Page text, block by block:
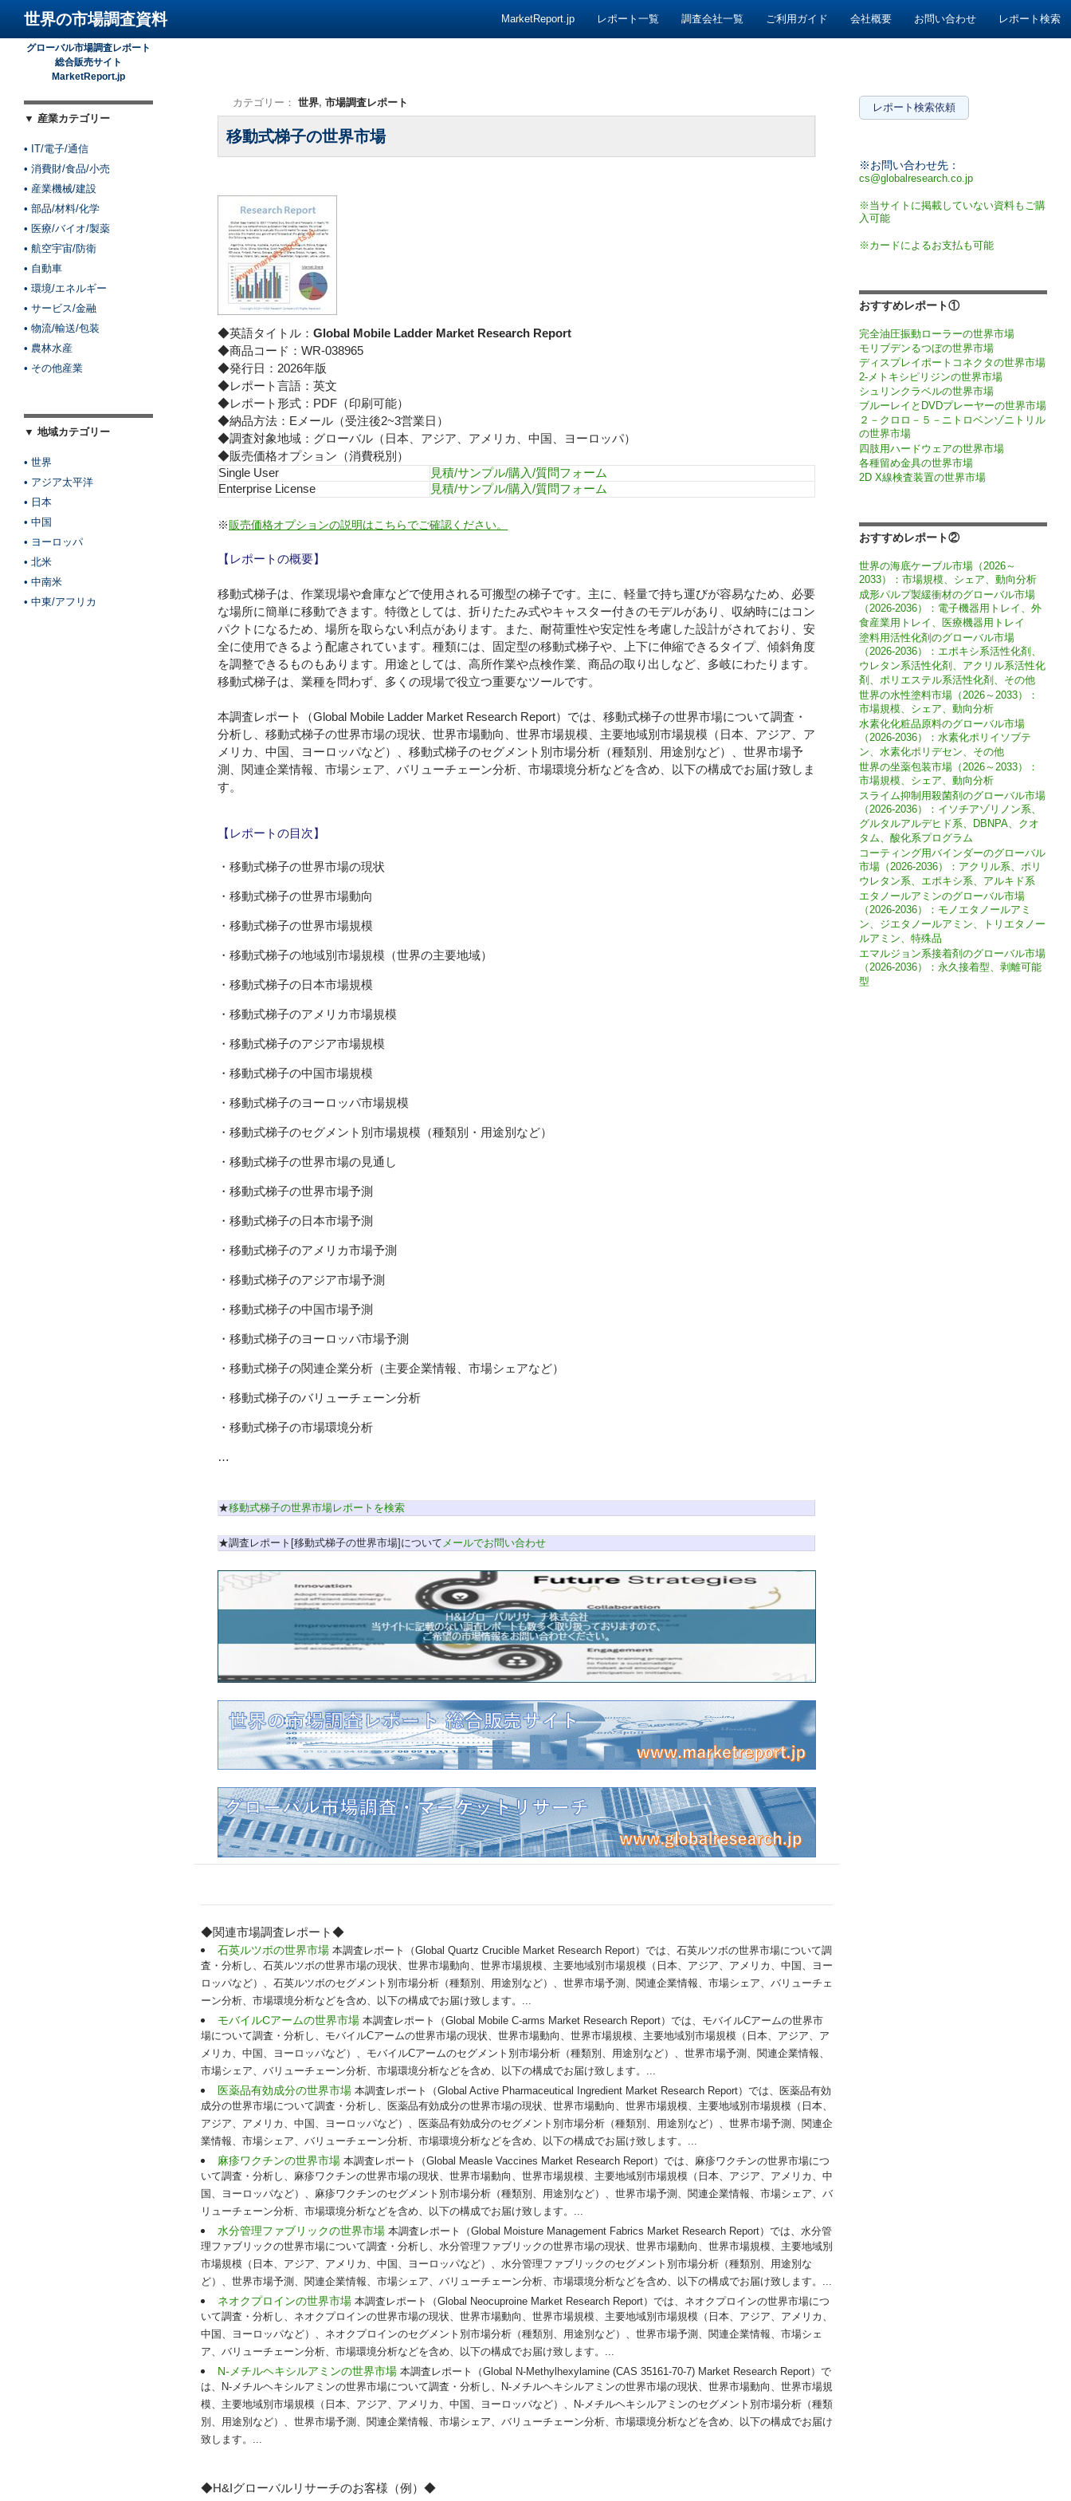
世界の市場調査資料
MarketReport.jp
レポート一覧 調査会社一覧 ご利用ガイド 会社概要 お問い合わせ レポート検索
カテゴリー：世界,市場調査レポート
移動式梯子の世界市場
◆英語タイトル：Global Mobile Ladder Market Research Report
◆商品コード：WR-038965
◆発行日：2026年版
◆レポート言語：英文
◆レポート形式：PDF（印刷可能）
◆納品方法：Eメール（受注後2~3営業日）
◆調査対象地域：グローバル（日本、アジア、アメリカ、中国、ヨーロッパ）
◆販売価格オプション（消費税別）
Single User
見積/サンプル/購入/質問フォーム
Enterprise License
見積/サンプル/購入/質問フォーム
※販売価格オプションの説明はこちらでご確認ください。
【レポートの概要】
移動式梯子は、作業現場や倉庫などで使用される可搬型の梯子です。主に、軽量で持ち運びが容易なため、必要
な場所に簡単に移動できます。特徴としては、折りたたみ式やキャスター付きのモデルがあり、収納時にはコン
パクトになるため、場所を取らない利点があります。また、耐荷重性や安定性を考慮した設計がされており、安
全に使用できるよう配慮されています。種類には、固定型の移動式梯子や、上下に伸縮できるタイプ、傾斜角度
を調整できるものもあります。用途としては、高所作業や点検作業、商品の取り出しなど、多岐にわたります。
移動式梯子は、業種を問わず、多くの現場で役立つ重要なツールです。
本調査レポート（Global Mobile Ladder Market Research Report）では、移動式梯子の世界市場について調査・
分析し、移動式梯子の世界市場の現状、世界市場動向、世界市場規模、主要地域別市場規模（日本、アジア、ア
メリカ、中国、ヨーロッパなど）、移動式梯子のセグメント別市場分析（種類別、用途別など）、世界市場予
測、関連企業情報、市場シェア、バリューチェーン分析、市場環境分析などを含め、以下の構成でお届け致しま
す。
【レポートの目次】
・移動式梯子の世界市場の現状
・移動式梯子の世界市場動向
・移動式梯子の世界市場規模
・移動式梯子の地域別市場規模（世界の主要地域）
・移動式梯子の日本市場規模
・移動式梯子のアメリカ市場規模
・移動式梯子のアジア市場規模
・移動式梯子の中国市場規模
・移動式梯子のヨーロッパ市場規模
・移動式梯子のセグメント別市場規模（種類別・用途別など）
・移動式梯子の世界市場の見通し
・移動式梯子の世界市場予測
・移動式梯子の日本市場予測
・移動式梯子のアメリカ市場予測
・移動式梯子のアジア市場予測
・移動式梯子の中国市場予測
・移動式梯子のヨーロッパ市場予測
・移動式梯子の関連企業分析（主要企業情報、市場シェアなど）
・移動式梯子のバリューチェーン分析
・移動式梯子の市場環境分析
…
★移動式梯子の世界市場レポートを検索
★調査レポート[移動式梯子の世界市場]について メールでお問い合わせ
◆関連市場調査レポート◆
石英ルツボの世界市場 本調査レポート（Global Quartz Crucible Market Research Report）では、石英ルツボの世界市場について調
査・分析し、石英ルツボの世界市場の現状、世界市場動向、世界市場規模、主要地域別市場規模（日本、アジア、アメリカ、中国、ヨー
ロッパなど）、石英ルツボのセグメント別市場分析（種類別、用途別など）、世界市場予測、関連企業情報、市場シェア、バリューチェ
ーン分析、市場環境分析などを含め、以下の構成でお届け致します。...
モバイルCアームの世界市場 本調査レポート（Global Mobile C-arms Market Research Report）では、モバイルCアームの世界市
場について調査・分析し、モバイルCアームの世界市場の現状、世界市場動向、世界市場規模、主要地域別市場規模（日本、アジア、ア
メリカ、中国、ヨーロッパなど）、モバイルCアームのセグメント別市場分析（種類別、用途別など）、世界市場予測、関連企業情報、
市場シェア、バリューチェーン分析、市場環境分析などを含め、以下の構成でお届け致します。...
医薬品有効成分の世界市場 本調査レポート（Global Active Pharmaceutical Ingredient Market Research Report）では、医薬品有効
成分の世界市場について調査・分析し、医薬品有効成分の世界市場の現状、世界市場動向、世界市場規模、主要地域別市場規模（日本、
アジア、アメリカ、中国、ヨーロッパなど）、医薬品有効成分のセグメント別市場分析（種類別、用途別など）、世界市場予測、関連企
業情報、市場シェア、バリューチェーン分析、市場環境分析などを含め、以下の構成でお届け致します。...
麻疹ワクチンの世界市場 本調査レポート（Global Measle Vaccines Market Research Report）では、麻疹ワクチンの世界市場につ
いて調査・分析し、麻疹ワクチンの世界市場の現状、世界市場動向、世界市場規模、主要地域別市場規模（日本、アジア、アメリカ、中
国、ヨーロッパなど）、麻疹ワクチンのセグメント別市場分析（種類別、用途別など）、世界市場予測、関連企業情報、市場シェア、バ
リューチェーン分析、市場環境分析などを含め、以下の構成でお届け致します。...
水分管理ファブリックの世界市場 本調査レポート（Global Moisture Management Fabrics Market Research Report）では、水分管
理ファブリックの世界市場について調査・分析し、水分管理ファブリックの世界市場の現状、世界市場動向、世界市場規模、主要地域別
市場規模（日本、アジア、アメリカ、中国、ヨーロッパなど）、水分管理ファブリックのセグメント別市場分析（種類別、用途別な
ど）、世界市場予測、関連企業情報、市場シェア、バリューチェーン分析、市場環境分析などを含め、以下の構成でお届け致します。...
ネオクプロインの世界市場 本調査レポート（Global Neocuproine Market Research Report）では、ネオクプロインの世界市場につ
いて調査・分析し、ネオクプロインの世界市場の現状、世界市場動向、世界市場規模、主要地域別市場規模（日本、アジア、アメリカ、
中国、ヨーロッパなど）、ネオクプロインのセグメント別市場分析（種類別、用途別など）、世界市場予測、関連企業情報、市場シェ
ア、バリューチェーン分析、市場環境分析などを含め、以下の構成でお届け致します。...
N-メチルヘキシルアミンの世界市場 本調査レポート（Global N-Methylhexylamine (CAS 35161-70-7) Market Research Report）で
は、N-メチルヘキシルアミンの世界市場について調査・分析し、N-メチルヘキシルアミンの世界市場の現状、世界市場動向、世界市場規
模、主要地域別市場規模（日本、アジア、アメリカ、中国、ヨーロッパなど）、N-メチルヘキシルアミンのセグメント別市場分析（種類
別、用途別など）、世界市場予測、関連企業情報、市場シェア、バリューチェーン分析、市場環境分析などを含め、以下の構成でお届け
致します。...
◆H&Iグローバルリサーチのお客様（例）◆
レポート検索依頼
※お問い合わせ先：
cs@globalresearch.co.jp
※当サイトに掲載していない資料もご購
入可能
※カードによるお支払も可能
おすすめレポート①
完全油圧振動ローラーの世界市場
モリブデンるつぼの世界市場
ディスプレイポートコネクタの世界市場
2-メトキシピリジンの世界市場
シュリンクラベルの世界市場
ブルーレイとDVDプレーヤーの世界市場
２－クロロ－５－ニトロベンゾニトリル
の世界市場
四肢用ハードウェアの世界市場
各種留め金具の世界市場
2D X線検査装置の世界市場
おすすめレポート②
世界の海底ケーブル市場（2026～
2033）：市場規模、シェア、動向分析
成形パルプ製緩衝材のグローバル市場
（2026-2036）：電子機器用トレイ、外
食産業用トレイ、医療機器用トレイ
塗料用活性化剤のグローバル市場
（2026-2036）：エポキシ系活性化剤、
ウレタン系活性化剤、アクリル系活性化
剤、ポリエステル系活性化剤、その他
世界の水性塗料市場（2026～2033）：
市場規模、シェア、動向分析
水素化化粧品原料のグローバル市場
（2026-2036）：水素化ポリイソブテ
ン、水素化ポリデセン、その他
世界の坐薬包装市場（2026～2033）：
市場規模、シェア、動向分析
スライム抑制用殺菌剤のグローバル市場
（2026-2036）：イソチアゾリノン系、
グルタルアルデヒド系、DBNPA、クオ
タム、酸化系プログラム
コーティング用バインダーのグローバル
市場（2026-2036）：アクリル系、ポリ
ウレタン系、エポキシ系、アルキド系
エタノールアミンのグローバル市場
（2026-2036）：モノエタノールアミ
ン、ジエタノールアミン、トリエタノー
ルアミン、特殊品
エマルジョン系接着剤のグローバル市場
（2026-2036）：永久接着型、剥離可能
型
グローバル市場調査レポート
総合販売サイト
MarketReport.jp
▼ 産業カテゴリー
• IT/電子/通信
• 消費財/食品/小売
• 産業機械/建設
• 部品/材料/化学
• 医療/バイオ/製薬
• 航空宇宙/防衛
• 自動車
• 環境/エネルギー
• サービス/金融
• 物流/輸送/包装
• 農林水産
• その他産業
▼ 地域カテゴリー
• 世界
• アジア太平洋
• 日本
• 中国
• ヨーロッパ
• 北米
• 中南米
• 中東/アフリカ